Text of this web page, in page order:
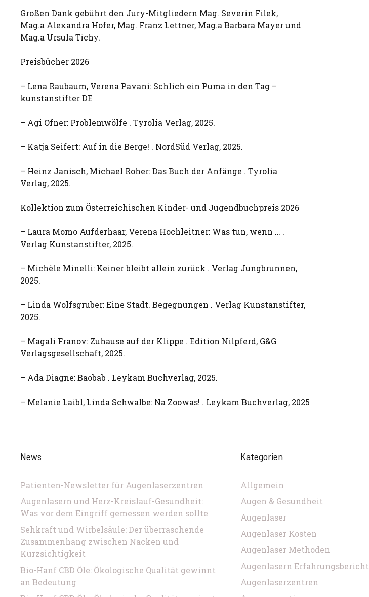
Großen Dank gebührt den Jury-Mitgliedern Mag. Severin Filek,
Mag.a Alexandra Hofer, Mag. Franz Lettner, Mag.a Barbara Mayer und
Mag.a Ursula Tichy.
Preisbücher 2026
– Lena Raubaum, Verena Pavani: Schlich ein Puma in den Tag –
kunstanstifter DE
– Agi Ofner: Problemwölfe . Tyrolia Verlag, 2025.
– Katja Seifert: Auf in die Berge! . NordSüd Verlag, 2025.
– Heinz Janisch, Michael Roher: Das Buch der Anfänge . Tyrolia
Verlag, 2025.
Kollektion zum Österreichischen Kinder- und Jugendbuchpreis 2026
– Laura Momo Aufderhaar, Verena Hochleitner: Was tun, wenn … .
Verlag Kunstanstifter, 2025.
– Michèle Minelli: Keiner bleibt allein zurück . Verlag Jungbrunnen,
2025.
– Linda Wolfsgruber: Eine Stadt. Begegnungen . Verlag Kunstanstifter,
2025.
– Magali Franov: Zuhause auf der Klippe . Edition Nilpferd, G&G
Verlagsgesellschaft, 2025.
– Ada Diagne: Baobab . Leykam Buchverlag, 2025.
– Melanie Laibl, Linda Schwalbe: Na Zoowas! . Leykam Buchverlag, 2025
News
Patienten-Newsletter für Augenlaserzentren
Augenlasern und Herz-Kreislauf-Gesundheit:
Was vor dem Eingriff gemessen werden sollte
Sehkraft und Wirbelsäule: Der überraschende
Zusammenhang zwischen Nacken und
Kurzsichtigkeit
Bio-Hanf CBD Öle: Ökologische Qualität gewinnt
an Bedeutung
Kategorien
Allgemein
Augen & Gesundheit
Augenlaser
Augenlaser Kosten
Augenlaser Methoden
Augenlasern
Augenlaserzentren